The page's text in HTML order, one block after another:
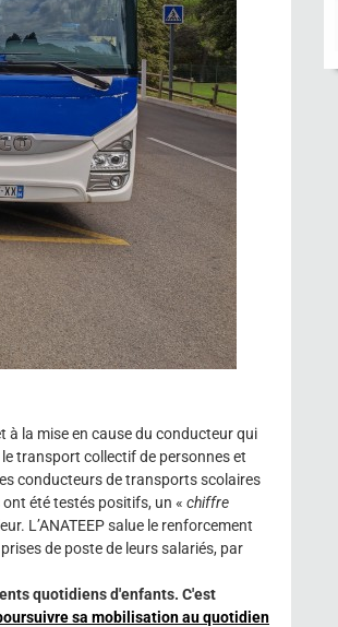
à la mise en cause du conducteur qui
transport collectif de personnes et
conducteurs de transports scolaires
été testés positifs, un « chiffre
L’ANATEEP salue le renforcement
de poste de leurs salariés, par
quotidiens d'enfants. C'est
sa mobilisation au quotidien